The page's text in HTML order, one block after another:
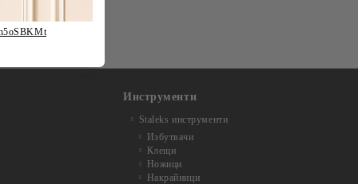
Инструменти
Staleks инструменти
Избутвачи
Клещи
Ножици
Накрайници